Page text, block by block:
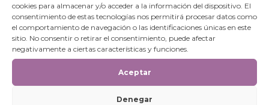
cookies para almacenar y/o acceder a la información del dispositivo. El
consentimiento de estas tecnologías nos permitirá procesar datos como
el comportamiento de navegación o las identificaciones únicas en este
sitio. No consentir o retirar el consentimiento, puede afectar
negativamente a ciertas características y funciones.
Aceptar
Denegar